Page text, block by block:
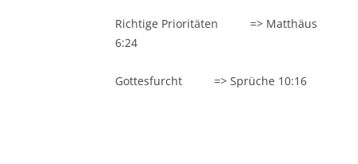
Richtige Prioritäten => Matthäus
6:24
Gottesfurcht => Sprüche 10:16